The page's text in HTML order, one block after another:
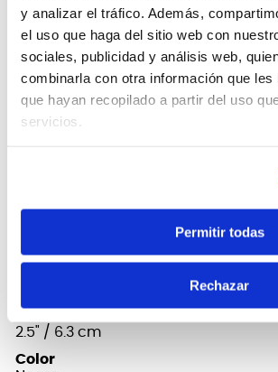
y analizar el tráfico. Además,
el uso que haga del sitio web con
sociales, publicidad y análisis web,
combinarla con otra información que les
que hayan recopilado a partir del uso
servicios.
Permitir todas
Rechazar
estándar disponibles actualmente.
redistribuir el peso del
particularmente adecuado
dolencias existentes, dolores o dolor
El material de la correa de
ancho de 2.5" y es ultra
FICHA TÉCNICA Y
2.5" / 6.3 cm
Color